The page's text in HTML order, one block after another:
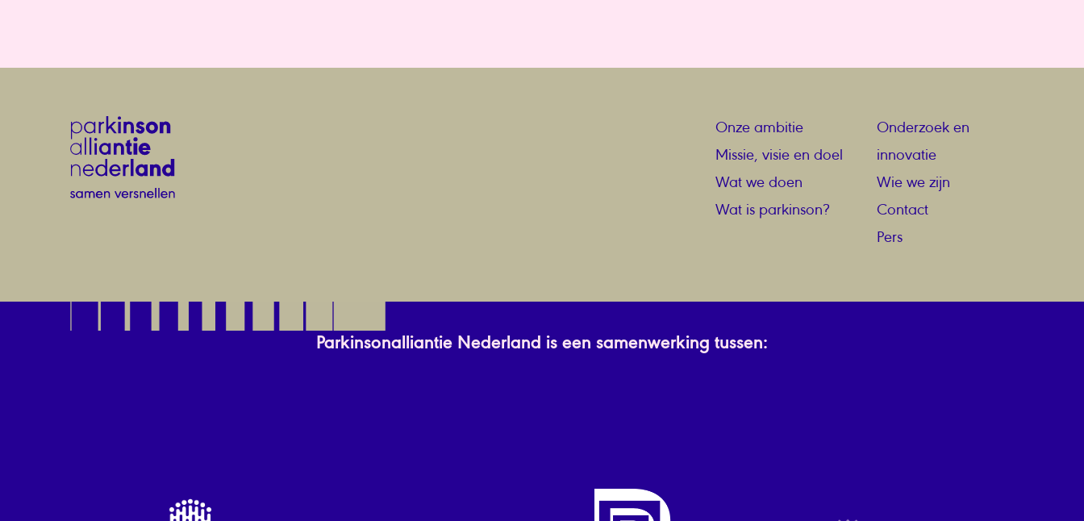
Onze ambitie
Missie, visie en doel
Wat we doen
Wat is parkinson?
Onderzoek en
innovatie
Wie we zijn
Contact
Pers
Parkinsonalliantie Nederland is een samenwerking tussen: